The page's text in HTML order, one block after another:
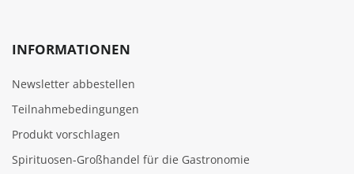
INFORMATIONEN
Newsletter abbestellen
Teilnahmebedingungen
Produkt vorschlagen
Spirituosen-Großhandel für die Gastronomie